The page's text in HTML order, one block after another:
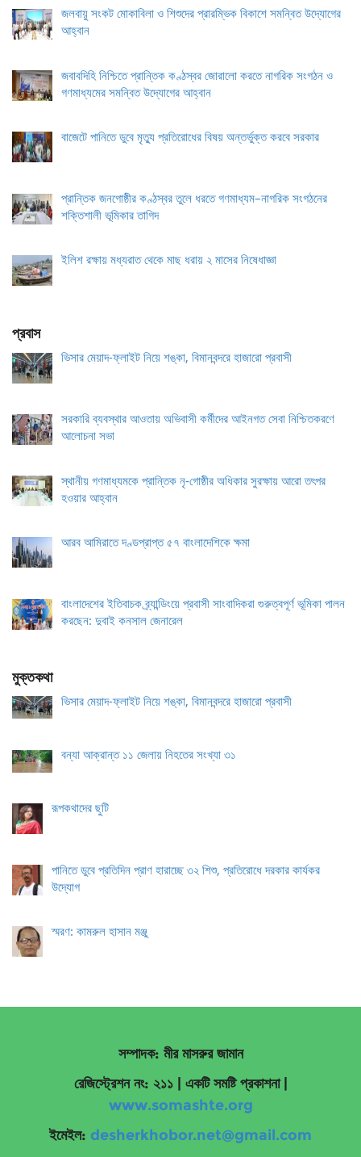
জলবায়ু সংকট মোকাবিলা ও শিশুদের প্রারম্ভিক বিকাশে সমন্বিত উদ্যোগের
আহ্বান
জবাবদিহি নিশ্চিতে প্রান্তিক কণ্ঠস্বর জোরালো করতে নাগরিক সংগঠন ও
গণমাধ্যমের সমন্বিত উদ্যোগের আহ্বান
বাজেটে পানিতে ডুবে মৃত্যু প্রতিরোধের বিষয় অন্তর্ভুক্ত করবে সরকার
প্রান্তিক জনগোষ্ঠীর কণ্ঠস্বর তুলে ধরতে গণমাধ্যম–নাগরিক সংগঠনের
শক্তিশালী ভূমিকার তাগিদ
ইলিশ রক্ষায় মধ্যরাত থেকে মাছ ধরায় ২ মাসের নিষেধাজ্ঞা
প্রবাস
ভিসার মেয়াদ-ফ্লাইট নিয়ে শঙ্কা, বিমানবন্দরে হাজারো প্রবাসী
সরকারি ব্যবস্থার আওতায় অভিবাসী কর্মীদের আইনগত সেবা নিশ্চিতকরণে
আলোচনা সভা
স্থানীয় গণমাধ্যমকে প্রান্তিক নৃ-গোষ্ঠীর অধিকার সুরক্ষায় আরো তৎপর
হওয়ার আহ্বান
আরব আমিরাতে দণ্ডপ্রাপ্ত ৫৭ বাংলাদেশিকে ক্ষমা
বাংলাদেশের ইতিবাচক ব্র্যান্ডিংয়ে প্রবাসী সাংবাদিকরা গুরুত্বপূর্ণ ভূমিকা পালন
করছেন: দুবাই কনসাল জেনারেল
মুক্তকথা
ভিসার মেয়াদ-ফ্লাইট নিয়ে শঙ্কা, বিমানবন্দরে হাজারো প্রবাসী
বন্যা আক্রান্ত ১১ জেলায় নিহতের সংখ্যা ৩১
রূপকথাদের ছুটি
পানিতে ডুবে প্রতিদিন প্রাণ হারাচ্ছে ৩২ শিশু, প্রতিরোধে দরকার কার্যকর
উদ্যোগ
স্মরণ: কামরুল হাসান মঞ্জু
সম্পাদক: মীর মাসরুর জামান
রেজিস্ট্রেশন নং: ২১১ | একটি সমষ্টি প্রকাশনা
www.somashte.org
ইমেইল: desherkhobor.net@gmail.com